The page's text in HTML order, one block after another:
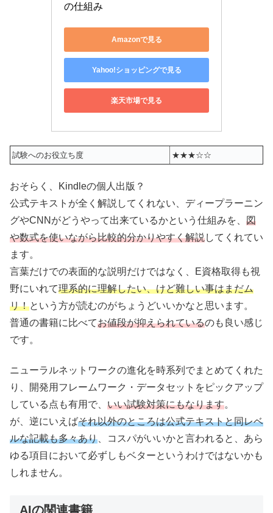
の仕組み
Amazonで見る
Yahoo!ショッピングで見る
楽天市場で見る
試験へのお役立ち度 ★★★☆☆
おそらく、Kindleの個人出版？
公式テキストが全く解説してくれない、ディープラーニン
グやCNNがどうやって出来ているかという仕組みを、 図
や数式を使いながら比較的分かりやすく解説してくれてい
ます。
言葉だけでの表面的な説明だけではなく、E資格取得も視
野にいれて理系的に理解したい、けど難しい事はまだム
リ！という方が読むのがちょうどいいかなと思います。
普通の書籍に比べてお値段が抑えられているのも良い感じ
です。
ニューラルネットワークの進化を時系列でまとめてくれた
り、開発用フレームワーク・データセットをピックアップ
している点も有用で、 いい試験対策にもなります。
が、逆にいえばそれ以外のところは公式テキストと同レベ
ルな記載も多々あり、コスパがいいかと言われると、あら
ゆる項目において必ずしもベターというわけではないかも
しれません。
AIの関連書籍